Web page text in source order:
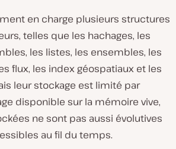
en charge plusieurs structures
telles que les hachages, les
les listes, les ensembles, les
flux, les index géospatiaux et les
leur stockage est limité par
disponible sur la mémoire vive,
ne sont pas aussi évolutives
au fil du temps.